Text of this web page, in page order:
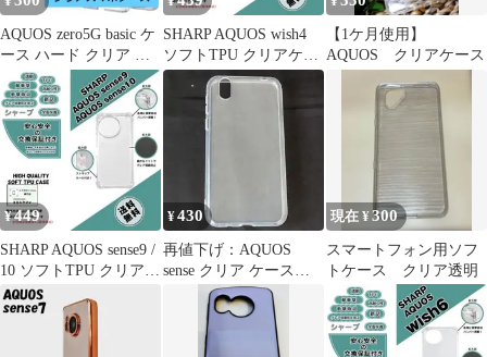
AQUOS zero5G basic ケ
ース ハード クリア ポ
リカーボネート製
SHARP AQUOS wish4
ソフトTPU クリアケー
スb
【1ケ月使用】
AQUOS クリアケース
¥449
SHARP AQUOS sense9 /
10 ソフトTPU クリアケ
ースa
¥430
再値下げ：AQUOS
sense クリア ケース
（SH-M05 他）【未使
現在 ¥300
スマートフォン用ソフ
トケース クリア透明